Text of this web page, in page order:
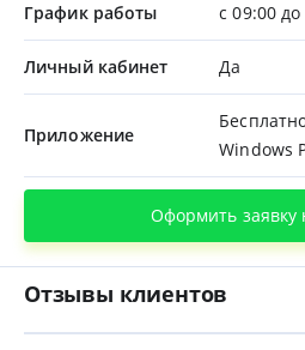
График работы с 09:00
Личный кабинет Да
Приложение
Windows
Оформить заявку
Отзывы клиентов